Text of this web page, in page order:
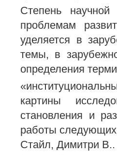
Степень
проблемам
уделяется в
темы, в
определения
картины
становления и
работы
Стайл, Димитри В..